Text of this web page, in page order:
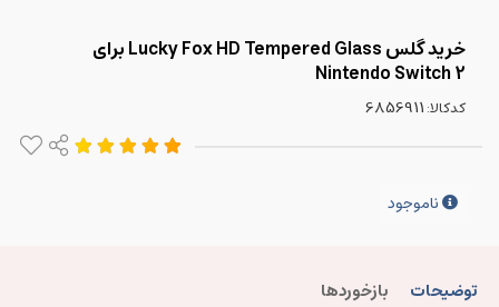
خرید گلس Lucky Fox HD Tempered Glass برای
Nintendo Switch 2
کدکالا:
ناموجود
توضیحات بازخوردها